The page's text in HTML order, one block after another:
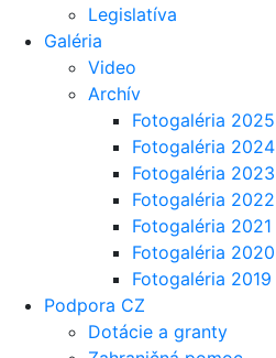
Legislatíva
Galéria
Video
Archív
Fotogaléria 2025
Fotogaléria 2024
Fotogaléria 2023
Fotogaléria 2022
Fotogaléria 2021
Fotogaléria 2020
Fotogaléria 2019
Podpora CZ
Dotácie a granty